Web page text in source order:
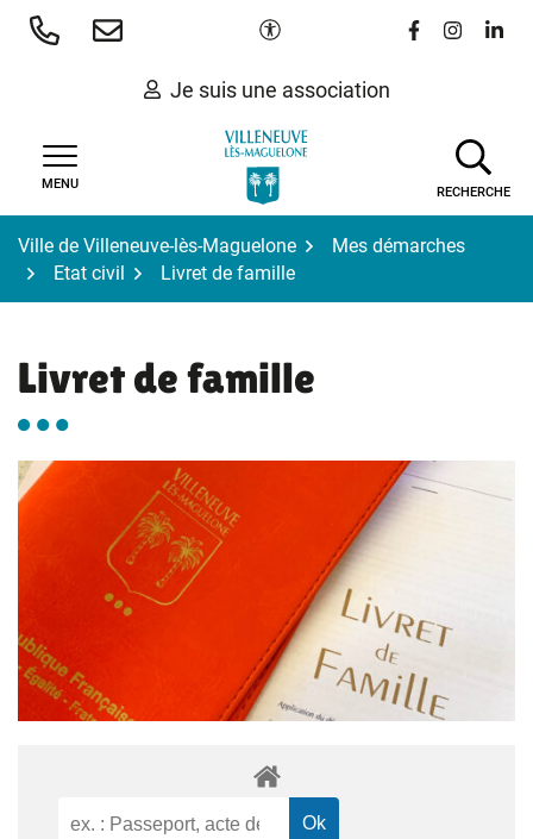
Aller
Paramètres d'accessibilité
Lien vers le
Lien vers
Lien
Je suis une association
MENU
RECHERCHE
Ville de Villeneuve-lès-Maguelone
Mes démarches
Etat civil
Livret de famille
Livret de famille